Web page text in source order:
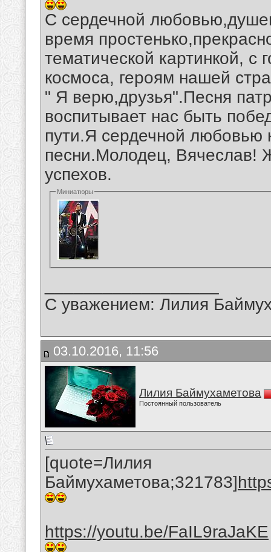
С сердечной
время
тематической картинкой, с
космоса, героям нашей
" Я верю,друзья".Песня
воспитывает нас быть
пути.Я сердечной любовью
песни.Молодец, Вячеслав!
успехов.
Миниатюры
С уважением: Лилия
03.10.2016, 11:56
Лилия Баймухаметова
Постоянный пользователь
[quote=Лилия
Баймухаметова;321783]
https://youtu.be/FaIL9raJaKE